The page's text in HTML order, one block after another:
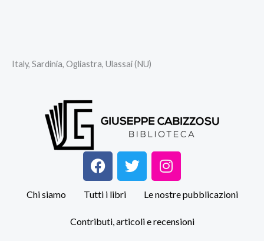
Italy, Sardinia, Ogliastra, Ulassai (NU)
F
a
c
e
b
T
w
t
I
n
s
t
a
Chi siamo Tutti i libri Le nostre pubblicazioni
Contributi, articoli e recensioni